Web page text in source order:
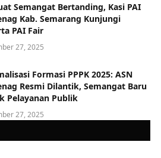
Semangat Bertanding, Kasi PAI
Kab. Semarang Kunjungi
PAI Fair
27, 2025
Formasi PPPK 2025: ASN
Resmi Dilantik, Semangat Baru
Pelayanan Publik
27, 2025